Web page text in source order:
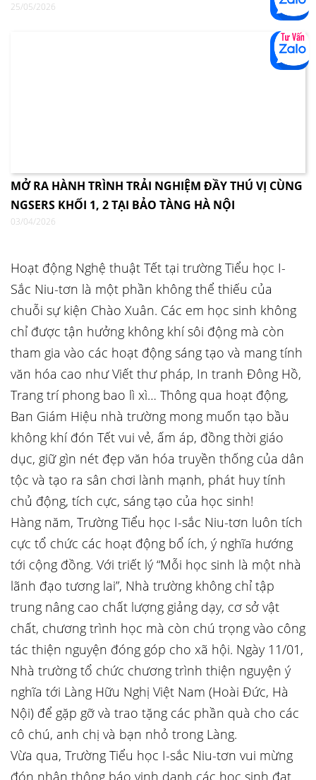
25/05/2026
MỞ RA HÀNH TRÌNH TRẢI NGHIỆM ĐẦY THÚ VỊ CÙNG
NGSERS KHỐI 1, 2 TẠI BẢO TÀNG HÀ NỘI
03/04/2026
Hoạt động Nghệ thuật Tết tại trường Tiểu học I-
Sắc Niu-tơn là một phần không thể thiếu của
chuỗi sự kiện Chào Xuân. Các em học sinh không
chỉ được tận hưởng không khí sôi động mà còn
tham gia vào các hoạt động sáng tạo và mang tính
văn hóa cao như Viết thư pháp, In tranh Đông Hồ,
Trang trí phong bao lì xì… Thông qua hoạt động,
Ban Giám Hiệu nhà trường mong muốn tạo bầu
không khí đón Tết vui vẻ, ấm áp, đồng thời giáo
dục, giữ gìn nét đẹp văn hóa truyền thống của dân
tộc và tạo ra sân chơi lành mạnh, phát huy tính
chủ động, tích cực, sáng tạo của học sinh!
Hàng năm, Trường Tiểu học I-sắc Niu-tơn luôn tích
cực tổ chức các hoạt động bổ ích, ý nghĩa hướng
tới cộng đồng. Với triết lý “Mỗi học sinh là một nhà
lãnh đạo tương lai”, Nhà trường không chỉ tập
trung nâng cao chất lượng giảng dạy, cơ sở vật
chất, chương trình học mà còn chú trọng vào công
tác thiện nguyện đóng góp cho xã hội. Ngày 11/01,
Nhà trường tổ chức chương trình thiện nguyện ý
nghĩa tới Làng Hữu Nghị Việt Nam (Hoài Đức, Hà
Nội) để gặp gỡ và trao tặng các phần quà cho các
cô chú, anh chị và bạn nhỏ trong Làng.
Vừa qua, Trường Tiểu học I-sắc Niu-tơn vui mừng
đón nhân thông báo vinh danh các học sinh đạt